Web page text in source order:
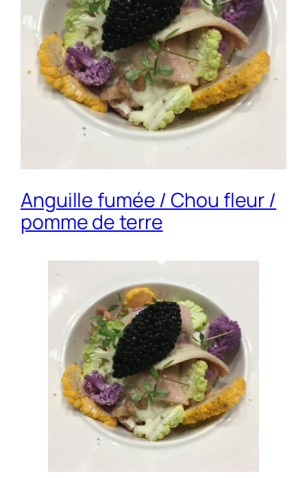
Anguille fumée / Chou fleur /
pomme de terre